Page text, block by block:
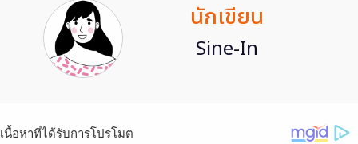
นักเขียน
Sine-In
เนื้อหาที่ได้รับการโปรโมต